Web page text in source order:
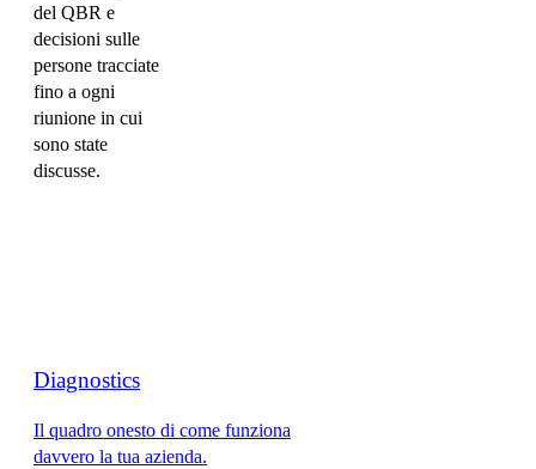
del QBR e
decisioni sulle
persone tracciate
fino a ogni
riunione in cui
sono state
discusse.
Diagnostics
Il quadro onesto di come funziona
davvero la tua azienda.